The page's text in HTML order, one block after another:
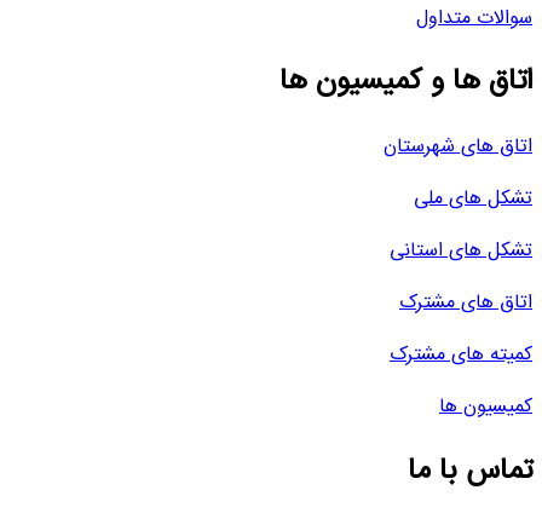
سوالات متداول
اتاق ها و کمیسیون ها
اتاق های شهرستان
تشکل های ملی
تشکل های استانی
اتاق های مشترک
کمیته های مشترک
کمیسیون ها
تماس با ما